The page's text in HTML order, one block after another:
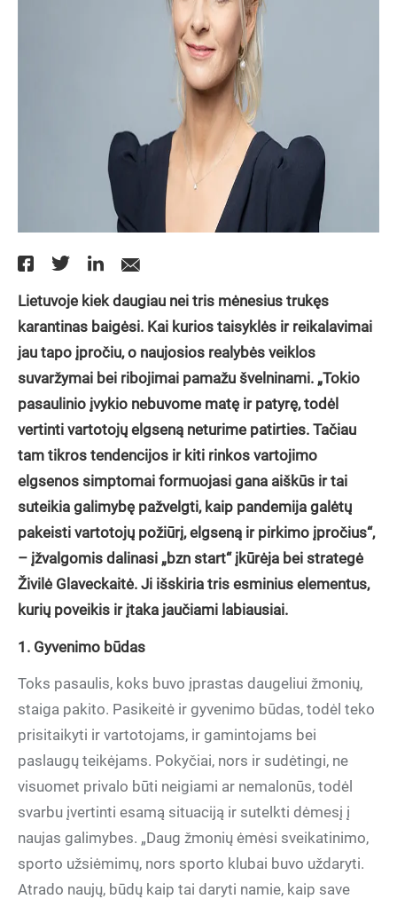
Lietuvoje kiek daugiau nei tris mėnesius trukęs
karantinas baigėsi. Kai kurios taisyklės ir reikalavimai
jau tapo įpročiu, o naujosios realybės veiklos
suvaržymai bei ribojimai pamažu švelninami. „Tokio
pasaulinio įvykio nebuvome matę ir patyrę, todėl
vertinti vartotojų elgseną neturime patirties. Tačiau
tam tikros tendencijos ir kiti rinkos vartojimo
elgsenos simptomai formuojasi gana aiškūs ir tai
suteikia galimybę pažvelgti, kaip pandemija galėtų
pakeisti vartotojų požiūrį, elgseną ir pirkimo įpročius“,
– įžvalgomis dalinasi „bzn start“ įkūrėja bei strategė
Živilė Glaveckaitė. Ji išskiria tris esminius elementus,
kurių poveikis ir įtaka jaučiami labiausiai.
1. Gyvenimo būdas
Toks pasaulis, koks buvo įprastas daugeliui žmonių,
staiga pakito. Pasikeitė ir gyvenimo būdas, todėl teko
prisitaikyti ir vartotojams, ir gamintojams bei
paslaugų teikėjams. Pokyčiai, nors ir sudėtingi, ne
visuomet privalo būti neigiami ar nemalonūs, todėl
svarbu įvertinti esamą situaciją ir sutelkti dėmesį į
naujas galimybes. „Daug žmonių ėmėsi sveikatinimo,
sporto užsiėmimų, nors sporto klubai buvo uždaryti.
Atrado naujų, būdų kaip tai daryti namie, kaip save